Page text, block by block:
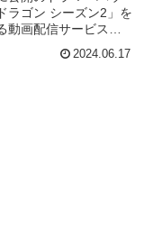
ラゴン シーズン2」を
動画配信サービス
ッフ、主題歌の情報
2024.06.17